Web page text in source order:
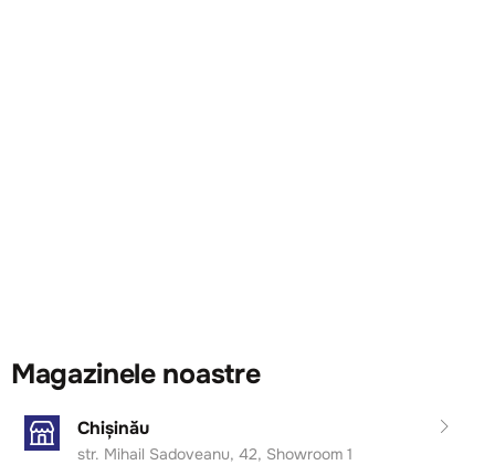
Magazinele noastre
Chișinău
str. Mihail Sadoveanu, 42, Showroom 1